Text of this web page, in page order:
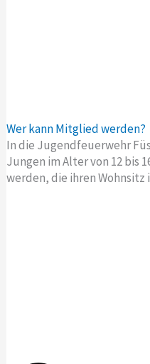
Wer kann Mitglied werden?
In die Jugendfeuerwehr
Jungen im Alter von 12 bis
werden, die ihren Wohnsitz